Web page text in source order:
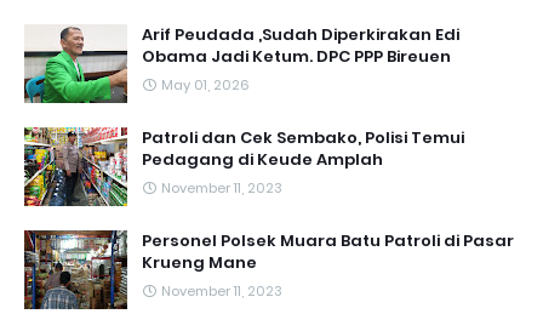
Arif Peudada ,Sudah Diperkirakan Edi
Obama Jadi Ketum. DPC PPP Bireuen
May 01, 2026
Patroli dan Cek Sembako, Polisi Temui
Pedagang di Keude Amplah
November 11, 2023
Personel Polsek Muara Batu Patroli di Pasar
Krueng Mane
November 11, 2023